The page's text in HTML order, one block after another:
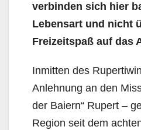
verbinden sich hier
Lebensart und nicht
Freizeitspaß auf das
Inmitten des
Anlehnung an den
der Baiern“ Rupert –
Region seit dem